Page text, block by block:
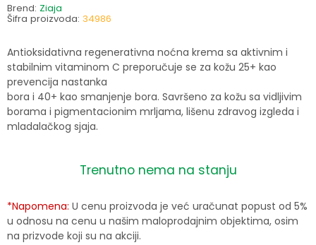
Brend: Ziaja
Šifra proizvoda: 34986
Antioksidativna regenerativna noćna krema sa aktivnim i
stabilnim vitaminom C preporučuje se za kožu 25+ kao
prevencija nastanka
bora i 40+ kao smanjenje bora. Savršeno za kožu sa vidljivim
borama i pigmentacionim mrljama, lišenu zdravog izgleda i
mladalačkog sjaja.
Trenutno nema na stanju
*Napomena: U cenu proizvoda je već uračunat popust od 5%
u odnosu na cenu u našim maloprodajnim objektima, osim
na prizvode koji su na akciji.